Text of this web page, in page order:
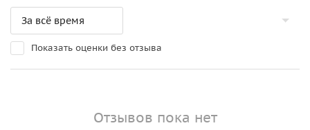
Показать оценки без отзыва
Отзывов пока нет